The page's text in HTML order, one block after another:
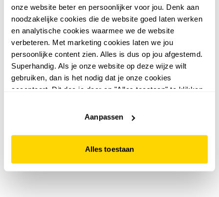
onze website beter en persoonlijker voor jou. Denk aan
noodzakelijke cookies die de website goed laten werken
en analytische cookies waarmee we de website
verbeteren. Met marketing cookies laten we jou
persoonlijke content zien. Alles is dus op jou afgestemd.
Superhandig. Als je onze website op deze wijze wilt
gebruiken, dan is het nodig dat je onze cookies
accepteert. Dit doe je door op "Alles toestaan" te klikken.
website niet optimaal functioneert.
Aanpassen
Alles toestaan